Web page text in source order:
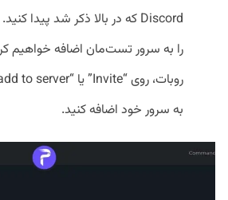
را به سرور تست‌مان اضافه خواهیم
به سرور خود اضافه کنید.